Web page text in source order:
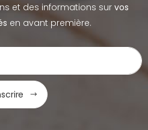
et des informations sur vos
en avant première.